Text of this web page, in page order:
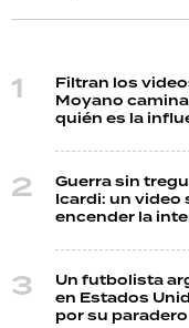
Filtran los
Moyano
quién es la
Guerra sin
Icardi: un video
encender la
Un futbolista
en Estados
por su paradero